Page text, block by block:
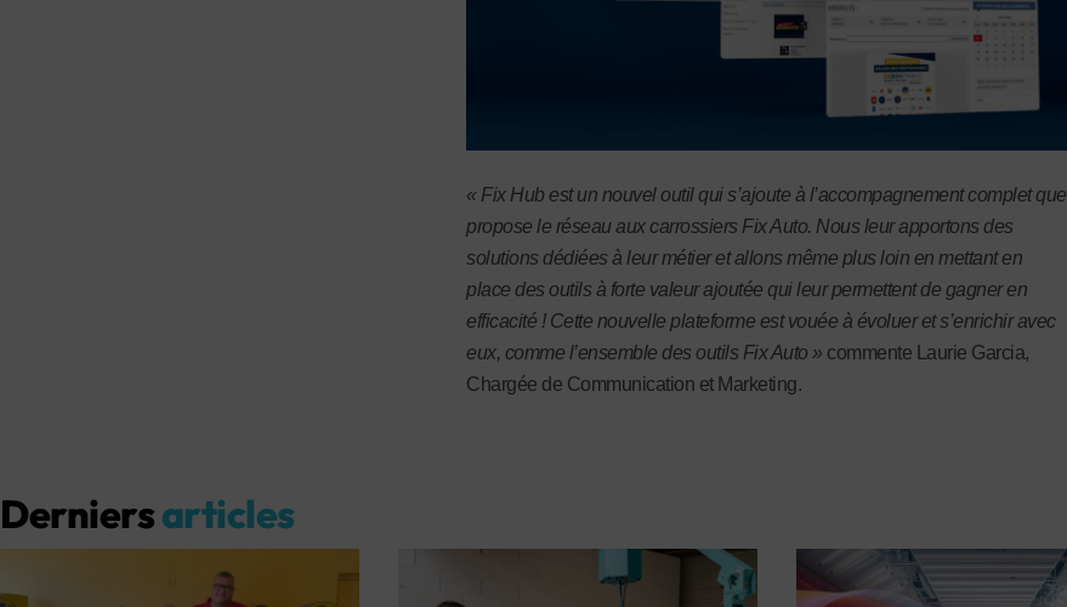
« Fix Hub est un nouvel outil qui s’ajoute à l’accompagnement complet que
propose le réseau aux carrossiers Fix Auto. Nous leur apportons des
solutions dédiées à leur métier et allons même plus loin en mettant en
place des outils à forte valeur ajoutée qui leur permettent de gagner en
efficacité ! Cette nouvelle plateforme est vouée à évoluer et s’enrichir avec
eux, comme l’ensemble des outils Fix Auto » commente Laurie Garcia,
Chargée de Communication et Marketing.
Derniersarticles